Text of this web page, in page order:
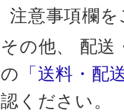
注意事項欄
その他、 配送
の
「送料・配
認ください。